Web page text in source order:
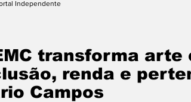
transforma arte
renda e
Campos
Independente